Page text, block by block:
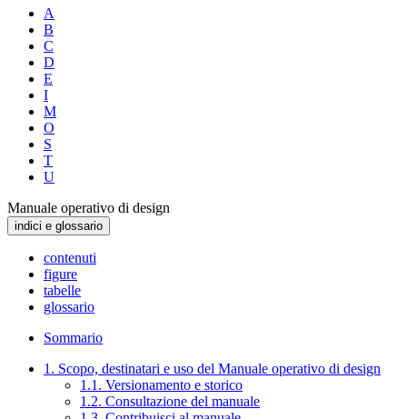
A
B
C
D
E
I
M
O
S
T
U
Manuale operativo di design
indici e glossario
contenuti
figure
tabelle
glossario
Sommario
1. Scopo, destinatari e uso del Manuale operativo di design
1.1. Versionamento e storico
1.2. Consultazione del manuale